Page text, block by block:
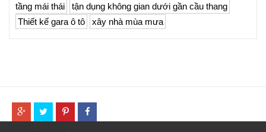
tầng mái thái
tận dụng không gian dưới gần cầu thang
Thiết kế gara ô tô
xây nhà mùa mưa